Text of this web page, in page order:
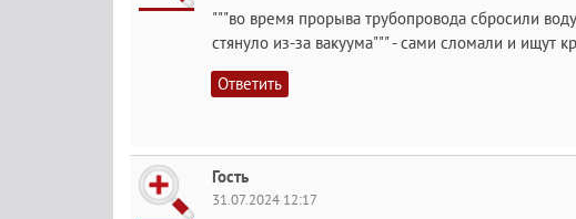
"""во время прорыва трубопровода сбросили
стянуло из-за вакуума""" - сами сломали и ищут
Ответить
Гость
31.07.2024 12:17